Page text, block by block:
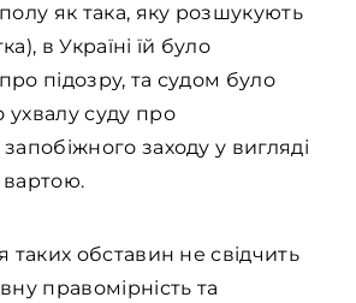
як така, яку розшукують
в Україні їй було
підозру, та судом було
ухвалу суду про
заходу у вигляді
таких обставин не свідчить
правомірність та